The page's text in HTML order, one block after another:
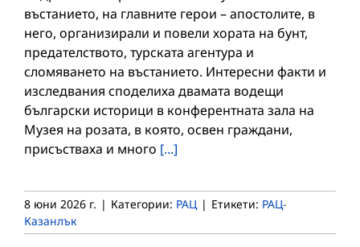
въстанието, на главните герои – апостолите, в
него, организирали и повели хората на бунт,
предателството, турската агентура и
сломяването на въстанието. Интересни факти и
изследвания споделиха двамата водещи
български историци в конферентната зала на
Музея на розата, в която, освен граждани,
присъстваха и много [...]
8 юни 2026 г. | Категории: РАЦ | Етикети: РАЦ-
Казанлък